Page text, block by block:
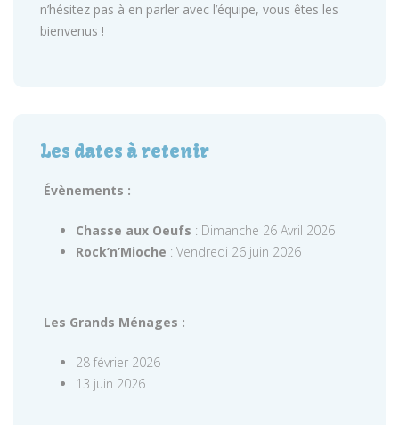
n’hésitez pas à en parler avec l’équipe, vous êtes les
bienvenus !
Les dates à retenir
Évènements :
Chasse aux Oeufs : Dimanche 26 Avril 2026
Rock’n’Mioche : Vendredi 26 juin 2026
Les Grands Ménages :
28 février 2026
13 juin 2026